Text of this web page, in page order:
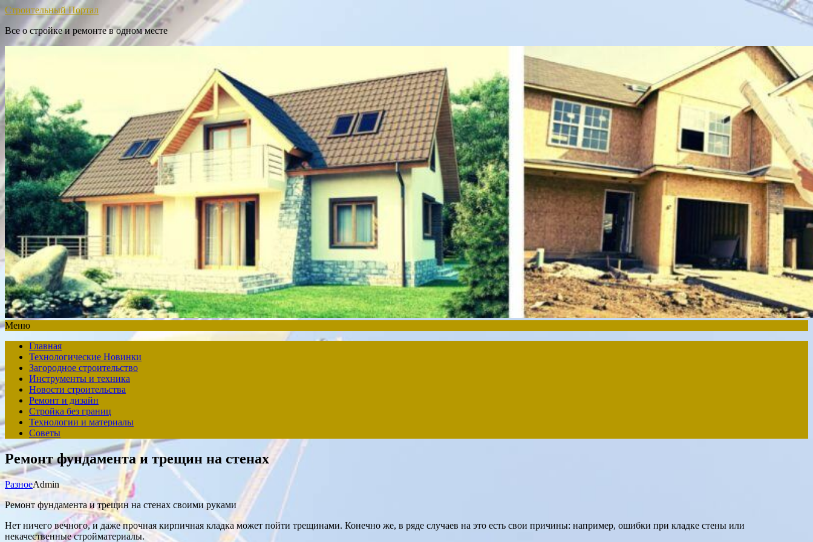
Строительный Портал
Все о стройке и ремонте в одном месте
Меню
Главная
Технологические Новинки
Загородное строительство
Инструменты и техника
Новости строительства
Ремонт и дизайн
Стройка без границ
Технологии и материалы
Советы
Ремонт фундамента и трещин на стенах
РазноеAdmin
Ремонт фундамента и трещин на стенах своими руками
Нет ничего вечного, и даже прочная кирпичная кладка может пойти трещинами. Конечно же, в ряде случаев на это есть свои причины: например, ошибки при кладке стены или
некачественные стройматериалы.